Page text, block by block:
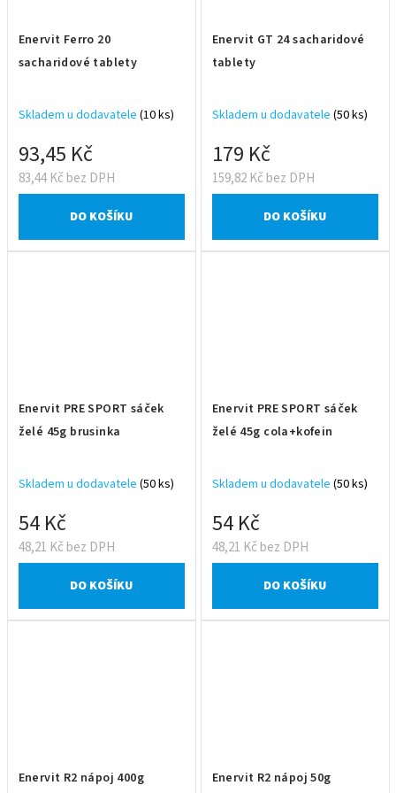
Enervit Ferro 20
sacharidové tablety
Skladem u dodavatele (10 ks)
83,44 Kč bez DPH
93,45 Kč
DO KOŠÍKU
Enervit GT 24 sacharidové
tablety
Skladem u dodavatele (50 ks)
159,82 Kč bez DPH
179 Kč
DO KOŠÍKU
Enervit PRE SPORT sáček
želé 45g brusinka
Skladem u dodavatele (50 ks)
48,21 Kč bez DPH
54 Kč
DO KOŠÍKU
Enervit PRE SPORT sáček
želé 45g cola+kofein
Skladem u dodavatele (50 ks)
48,21 Kč bez DPH
54 Kč
DO KOŠÍKU
Enervit R2 nápoj 400g
Enervit R2 nápoj 50g